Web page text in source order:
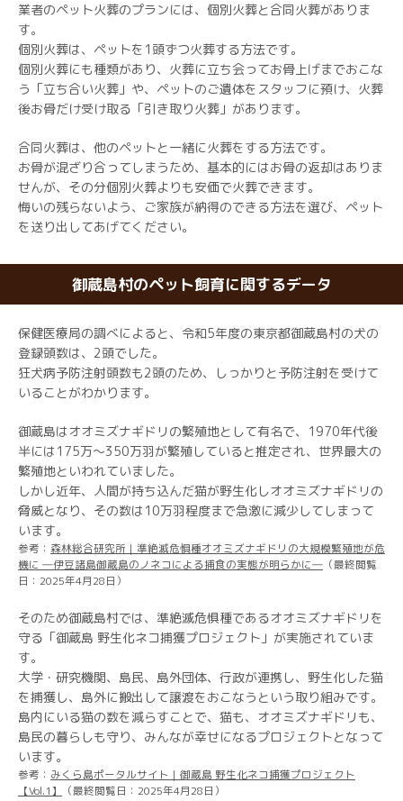
業者のペット火葬のプランには、個別火葬と合同火葬がありま
す。
個別火葬は、ペットを1頭ずつ火葬する方法です。
個別火葬にも種類があり、火葬に立ち会ってお骨上げまでおこな
う「立ち合い火葬」や、ペットのご遺体をスタッフに預け、火葬
後お骨だけ受け取る「引き取り火葬」があります。
合同火葬は、他のペットと一緒に火葬をする方法です。
お骨が混ざり合ってしまうため、基本的にはお骨の返却はありま
せんが、その分個別火葬よりも安価で火葬できます。
悔いの残らないよう、ご家族が納得のできる方法を選び、ペット
を送り出してあげてください。
御蔵島村のペット飼育に関するデータ
保健医療局の調べによると、令和5年度の東京都御蔵島村の犬の
登録頭数は、2頭でした。
狂犬病予防注射頭数も2頭のため、しっかりと予防注射を受けて
いることがわかります。
御蔵島はオオミズナギドリの繁殖地として有名で、1970年代後
半には175万〜350万羽が繁殖していると推定され、世界最大の
繁殖地といわれていました。
しかし近年、人間が持ち込んだ猫が野生化しオオミズナギドリの
脅威となり、その数は10万羽程度まで急激に減少してしまって
います。
参考： 森林総合研究所｜準絶滅危惧種オオミズナギドリの大規模繁殖地が危
機に ―伊豆諸島御蔵島のノネコによる捕食の実態が明らかに― （最終閲覧
日：2025年4月28日）
そのため御蔵島村では、準絶滅危惧種であるオオミズナギドリを
守る「御蔵島 野生化ネコ捕獲プロジェクト」が実施されていま
す。
大学・研究機関、島民、島外団体、行政が連携し、野生化した猫
を捕獲し、島外に搬出して譲渡をおこなうという取り組みです。
島内にいる猫の数を減らすことで、猫も、オオミズナギドリも、
島民の暮らしも守り、みんなが幸せになるプロジェクトとなって
います。
参考： みくら島ポータルサイト｜御蔵島 野生化ネコ捕獲プロジェクト
【Vol.1】
（最終閲覧日：2025年4月28日）